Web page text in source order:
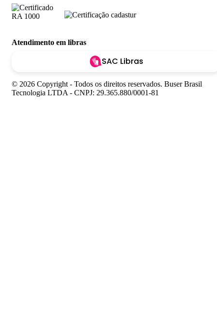
Atendimento em libras
SAC Libras
© 2026 Copyright - Todos os direitos reservados. Buser Brasil
Tecnologia LTDA - CNPJ: 29.365.880/0001-81